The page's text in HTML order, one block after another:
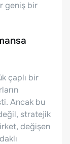
geniş bir
çaplı bir
Ancak bu
stratejik
değişen